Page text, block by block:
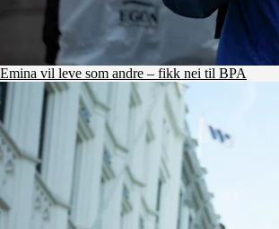
Emina vil leve som andre – fikk nei til BPA